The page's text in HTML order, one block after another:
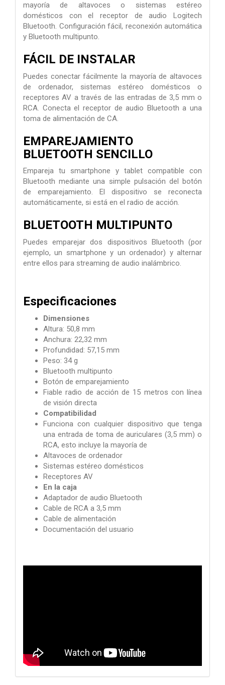
mayoría de altavoces o sistemas estéreo
domésticos con el receptor de audio Logitech
Bluetooth. Configuración fácil, reconexión automática
y Bluetooth multipunto.
FÁCIL DE INSTALAR
Puedes conectar fácilmente la mayoría de altavoces
de ordenador, sistemas estéreo domésticos o
receptores AV a través de las entradas de 3,5 mm o
RCA. Conecta el receptor de audio Bluetooth a una
toma de alimentación de CA.
EMPAREJAMIENTO
BLUETOOTH SENCILLO
Empareja tu smartphone y tablet compatible con
Bluetooth mediante una simple pulsación del botón
de emparejamiento. El dispositivo se reconecta
automáticamente, si está en el radio de acción.
BLUETOOTH MULTIPUNTO
Puedes emparejar dos dispositivos Bluetooth (por
ejemplo, un smartphone y un ordenador) y alternar
entre ellos para streaming de audio inalámbrico.
Especificaciones
Dimensiones
Altura: 50,8 mm
Anchura: 22,32 mm
Profundidad: 57,15 mm
Peso: 34 g
Bluetooth multipunto
Botón de emparejamiento
Fiable radio de acción de 15 metros con línea
de visión directa
Compatibilidad
Funciona con cualquier dispositivo que tenga
una entrada de toma de auriculares (3,5 mm) o
RCA, esto incluye la mayoría de
Altavoces de ordenador
Sistemas estéreo domésticos
Receptores AV
En la caja
Adaptador de audio Bluetooth
Cable de RCA a 3,5 mm
Cable de alimentación
Documentación del usuario